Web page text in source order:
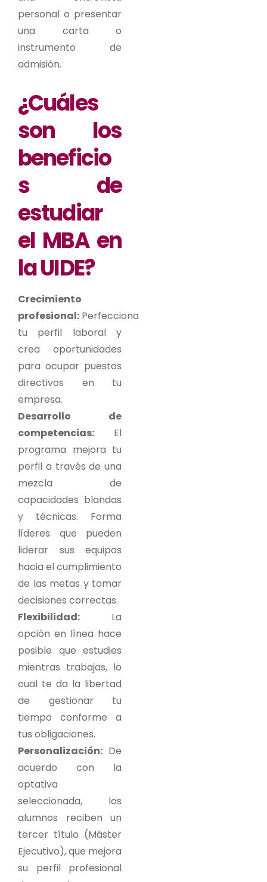
personal o presentar
una carta o
instrumento de
admisión.
¿Cuáles
son los
beneficio
s de
estudiar
el MBA en
la UIDE?
Crecimiento
profesional: Perfecciona
tu perfil laboral y
crea oportunidades
para ocupar puestos
directivos en tu
empresa.
Desarrollo de
competencias: El
programa mejora tu
perfil a través de una
mezcla de
capacidades blandas
y técnicas. Forma
líderes que pueden
liderar sus equipos
hacia el cumplimiento
de las metas y tomar
decisiones correctas.
Flexibilidad: La
opción en línea hace
posible que estudies
mientras trabajas, lo
cual te da la libertad
de gestionar tu
tiempo conforme a
tus obligaciones.
Personalización: De
acuerdo con la
optativa
seleccionada, los
alumnos reciben un
tercer título (Máster
Ejecutivo), que mejora
su perfil profesional